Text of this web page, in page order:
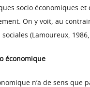
socio économiques
On y voit, au
(Lamoureux, 1986,
économique
n’a de sens